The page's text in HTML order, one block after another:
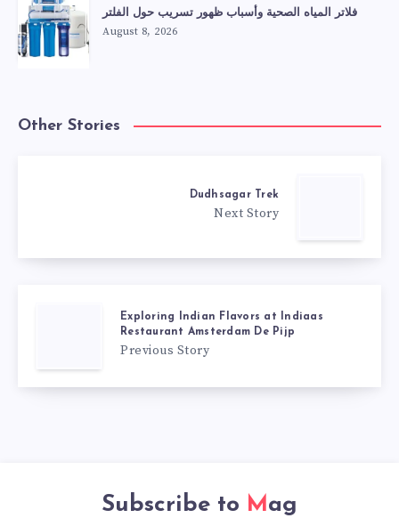
فلاتر المياه الصحية وأسباب ظهور تسريب حول الفلتر
August 8, 2026
Other Stories
Dudhsagar Trek
Next Story
Exploring Indian Flavors at Indiaas
Restaurant Amsterdam De Pijp
Previous Story
Subscribe to Mag